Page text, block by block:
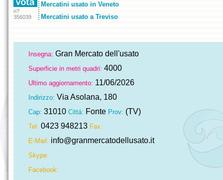
n?
356039
Mercatini usato in Veneto
Mercatini usato a Treviso
Insegna: Gran Mercato dell'usato
Superficie in metri quadri: 4000
Ultimo aggiornamento: 11/06/2026
Indirizzo: Via Asolana, 180
Cap: 31010 Cittá: Fonte Prov: (TV)
Tel: 0423 948213 Fax:
E-Mail: info@granmercatodellusato.it
Skype:
Facebook: